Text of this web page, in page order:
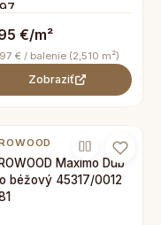
€/m²
€ / balenie (2,510 m²)
Zobraziť
Maximo Dub
béžový 45317/0012